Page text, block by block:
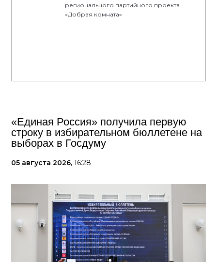
регионального партийного проекта
«Добрая комната»
«Единая Россия» получила первую
строку в избирательном бюллетене на
выборах в Госдуму
05 августа 2026, 16:28